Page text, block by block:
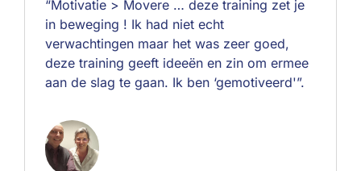
“Motivatie > Movere … deze training zet je
in beweging ! Ik had niet echt
verwachtingen maar het was zeer goed,
deze training geeft ideeën en zin om ermee
aan de slag te gaan. Ik ben ‘gemotiveerd'”.